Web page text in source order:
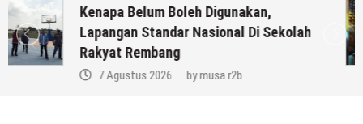
Inilah 16 Lokasi Sasaran MBG Dari SPPG
Mondoteko 3, Termasuk Sekolah Anak
Anda ??
7 Agustus 2026 by musa r2b